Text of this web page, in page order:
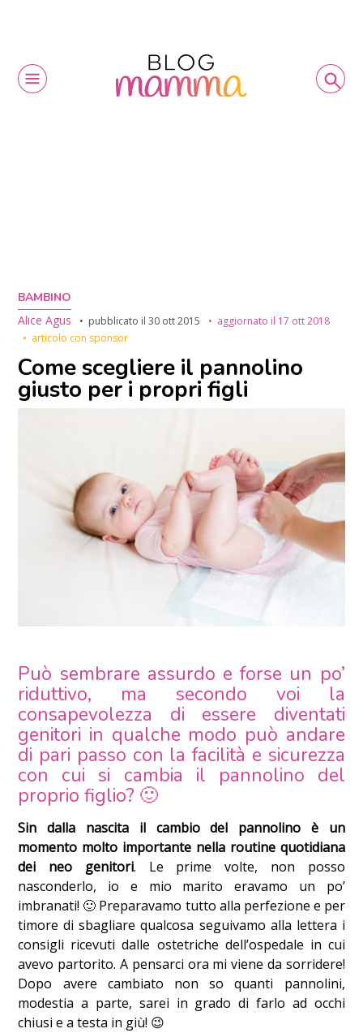
BAMBINO
Alice Agus
pubblicato il30 ott 2015 aggiornato il 17 ott 2018
articolo con sponsor
Come scegliere il pannolino
giusto per i propri figli
Può sembrare assurdo e forse un po’
riduttivo, ma secondo voi la
consapevolezza di essere diventati
genitori in qualche modo può andare
di pari passo con la facilità e sicurezza
con cui si cambia il pannolino del
proprio figlio? 🙂
Sin dalla nascita il cambio del pannolino è un
momento molto importante nella routine quotidiana
dei neo genitori. Le prime volte, non posso
nasconderlo, io e mio marito eravamo un po’
imbranati! 🙂 Preparavamo tutto alla perfezione e per
timore di sbagliare qualcosa seguivamo alla lettera i
consigli ricevuti dalle ostetriche dell’ospedale in cui
avevo partorito. A pensarci ora mi viene da sorridere!
Dopo avere cambiato non so quanti pannolini,
modestia a parte, sarei in grado di farlo ad occhi
chiusi e a testa in giù! 😉